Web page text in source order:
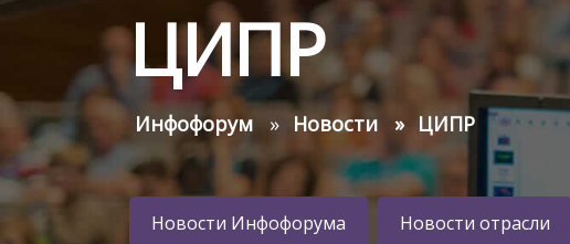
ЦИПР
Инфофорум Новости ЦИПР
Новости Инфофорума Новости отрасли